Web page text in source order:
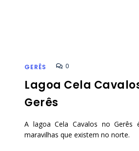
GERÊS 0
Lagoa Cela
Gerês
A lagoa Cela Cavalos no Gerês
maravilhas que existem no norte.